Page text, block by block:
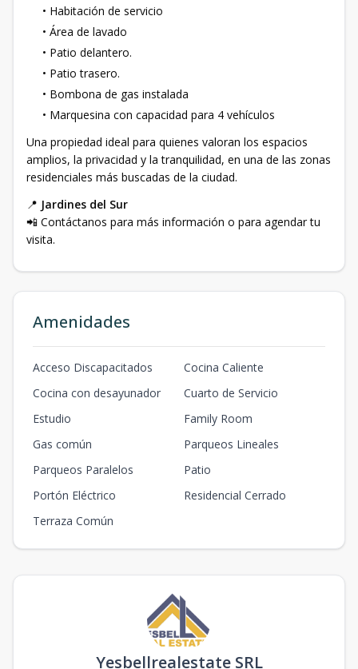
• Habitación de servicio
• Área de lavado
• Patio delantero.
• Patio trasero.
• Bombona de gas instalada
• Marquesina con capacidad para 4 vehículos
Una propiedad ideal para quienes valoran los espacios
amplios, la privacidad y la tranquilidad, en una de las zonas
residenciales más buscadas de la ciudad.
📍 Jardines del Sur
📲 Contáctanos para más información o para agendar tu
visita.
Amenidades
Acceso Discapacitados
Cocina Caliente
Cocina con desayunador
Cuarto de Servicio
Estudio
Family Room
Gas común
Parqueos Lineales
Parqueos Paralelos
Patio
Portón Eléctrico
Residencial Cerrado
Terraza Común
Yesbellrealestate SRL